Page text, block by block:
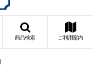
商品検索 ご利用案内